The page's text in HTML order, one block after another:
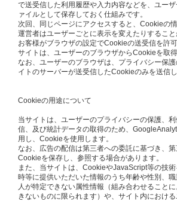
で送受信した利用履歴や入力内容などを、ユー
ァイルとして保存しておく仕組みです。
次回、同じページにアクセスすると、Cookieの
運営者はユーザーごとに表示を変えたりすること
お客様がブラウザの設定でCookieの送受信を許
サイトは、ユーザーのブラウザからCookieを取得
なお、ユーザーのブラウザは、プライバシー保
イトのサーバーが送受信したCookieのみを送信し
Cookieの用途について
当サイトは、ユーザーのプライバシーの保護、
信、及び統計データの取得のため、
用し、Cookieを使用します。
なお、広告の配信は第三者への委託に基づき、第
Cookieを保存し、参照する場合があります。
また、当サイトは、CookieやJavaScript等の技
時等に提供いただいた情報のうち年齢や性別、
人が特定できない属性情報（組み合わせること
きないものに限られます）や、サイト内におけ